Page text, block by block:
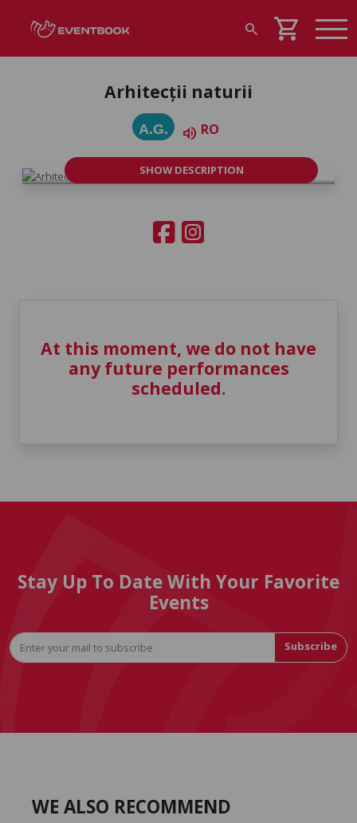
search shopping_cart
Arhitecții naturii
A.G. volume_up RO
SHOW DESCRIPTION
At this moment, we do not have
any future performances
scheduled.
Stay Up To Date With Your Favorite
Events
Subscribe
WE ALSO RECOMMEND